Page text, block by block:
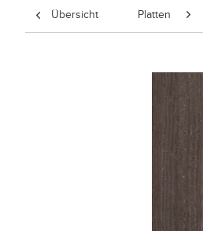
Übersicht Platten